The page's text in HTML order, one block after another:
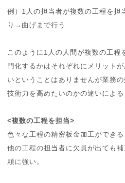
例）1人の担当者が複数の工程を
り→曲げまで行う
このように1人の人間が複数の工程
門化するかはそれぞれにメリット
いということはありませんが業務
技術力を高めたいのかの違いによる
<複数の工程を担当>
色々な工程の精密板金加工ができる
他の工程の担当者に欠員が出ても
頼に強い。